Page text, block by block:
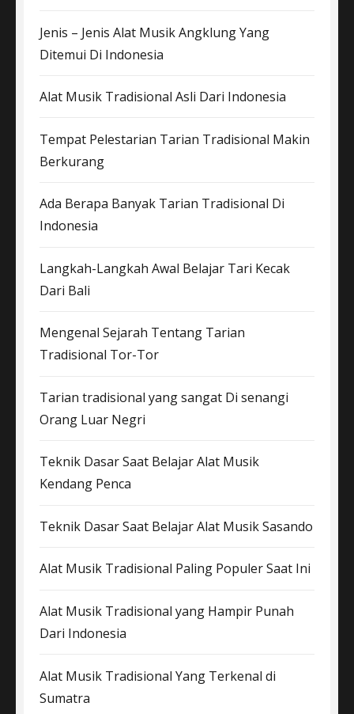
Jenis – Jenis Alat Musik Angklung Yang
Ditemui Di Indonesia
Alat Musik Tradisional Asli Dari Indonesia
Tempat Pelestarian Tarian Tradisional Makin
Berkurang
Ada Berapa Banyak Tarian Tradisional Di
Indonesia
Langkah-Langkah Awal Belajar Tari Kecak
Dari Bali
Mengenal Sejarah Tentang Tarian
Tradisional Tor-Tor
Tarian tradisional yang sangat Di senangi
Orang Luar Negri
Teknik Dasar Saat Belajar Alat Musik
Kendang Penca
Teknik Dasar Saat Belajar Alat Musik Sasando
Alat Musik Tradisional Paling Populer Saat Ini
Alat Musik Tradisional yang Hampir Punah
Dari Indonesia
Alat Musik Tradisional Yang Terkenal di
Sumatra